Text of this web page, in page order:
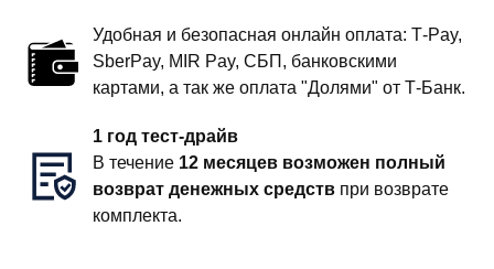
Удобная и безопасная онлайн оплата: T‑Pay,
SberPay, MIR Pay, СБП, банковскими
картами, а так же оплата "Долями" от Т-Банк.
1 год тест-драйв
В течение 12 месяцев возможен полный
возврат денежных средств при возврате
комплекта.